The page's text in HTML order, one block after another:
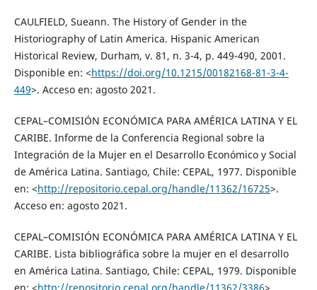
CAULFIELD, Sueann. The History of Gender in the
Historiography of Latin America. Hispanic American
Historical Review, Durham, v. 81, n. 3-4, p. 449-490, 2001.
Disponible en: <https://doi.org/10.1215/00182168-81-3-4-
449>. Acceso en: agosto 2021.
CEPAL–COMISIÓN ECONÓMICA PARA AMÉRICA LATINA Y EL
CARIBE. Informe de la Conferencia Regional sobre la
Integración de la Mujer en el Desarrollo Económico y Social
de América Latina. Santiago, Chile: CEPAL, 1977. Disponible
en: <http://repositorio.cepal.org/handle/11362/16725>.
Acceso en: agosto 2021.
CEPAL–COMISIÓN ECONÓMICA PARA AMÉRICA LATINA Y EL
CARIBE. Lista bibliográfica sobre la mujer en el desarrollo
en América Latina. Santiago, Chile: CEPAL, 1979. Disponible